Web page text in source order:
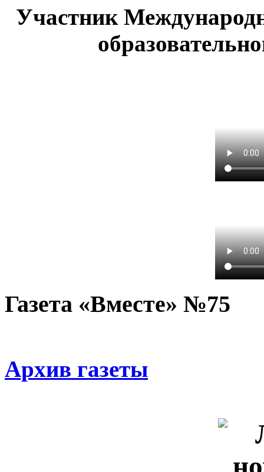
Участник
Газета «Вместе» №75
Архив газеты